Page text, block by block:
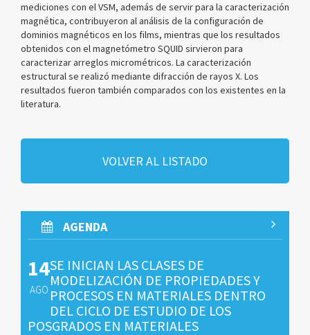
mediciones con el VSM, además de servir para la caracterización
magnética, contribuyeron al análisis de la configuración de
dominios magnéticos en los films, mientras que los resultados
obtenidos con el magnetómetro SQUID sirvieron para
caracterizar arreglos micrométricos. La caracterización
estructural se realizó mediante difracción de rayos X. Los
resultados fueron también comparados con los existentes en la
literatura.
VOLVER AL LISTADO
AGENDA
14
AGO
SE INICIAN LAS CLASES DE
MODELIZACIÓN DE PROPIEDADES Y
PROCESOS EN MATERIALES DENTRO
DEL CICLO DE ESTUDIO DE LOS
POSGRADOS EN MATERIALES